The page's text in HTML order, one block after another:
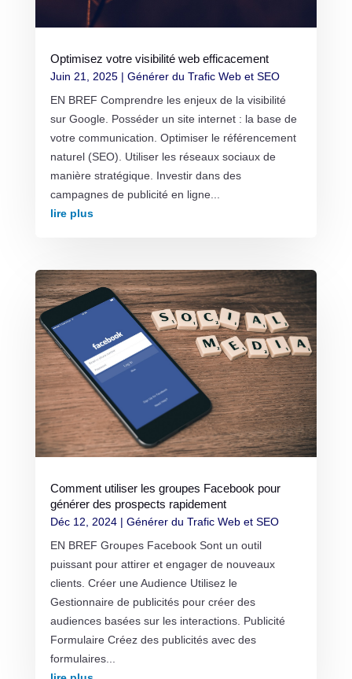
Optimisez votre visibilité web efficacement
Juin 21, 2025| Générer du Trafic Web et SEO
EN BREF Comprendre les enjeux de la visibilité
sur Google. Posséder un site internet : la base de
votre communication. Optimiser le référencement
naturel (SEO). Utiliser les réseaux sociaux de
manière stratégique. Investir dans des
campagnes de publicité en ligne...
lire plus
Comment utiliser les groupes Facebook pour
générer des prospects rapidement
Déc 12, 2024| Générer du Trafic Web et SEO
EN BREF Groupes Facebook Sont un outil
puissant pour attirer et engager de nouveaux
clients. Créer une Audience Utilisez le
Gestionnaire de publicités pour créer des
audiences basées sur les interactions. Publicité
Formulaire Créez des publicités avec des
formulaires...